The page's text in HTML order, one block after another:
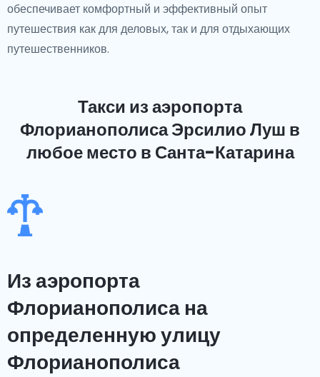
обеспечивает комфортный и эффективный опыт
путешествия как для деловых, так и для отдыхающих
путешественников.
Такси из аэропорта
Флорианополиса Эрсилио Луш в
любое место в Санта-Катарина
Из аэропорта
Флорианополиса на
определенную улицу
Флорианополиса